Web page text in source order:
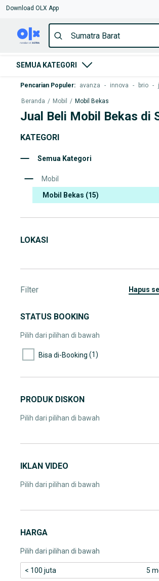
Download OLX App
SEMUA KATEGORI
Pencarian Populer: avanza - innova - brio -
Beranda / Mobil / Mobil Bekas
Jual Beli Mobil Bekas di
KATEGORI
Semua Kategori
Mobil
Mobil Bekas (15)
LOKASI
Filter hapus
STATUS BOOKING
Pilih dari pilihan di bawah
Bisa di-Booking (1)
PRODUK DISKON
Pilih dari pilihan di bawah
IKLAN VIDEO
Pilih dari pilihan di bawah
HARGA
Pilih dari pilihan di bawah
< 100 juta 5